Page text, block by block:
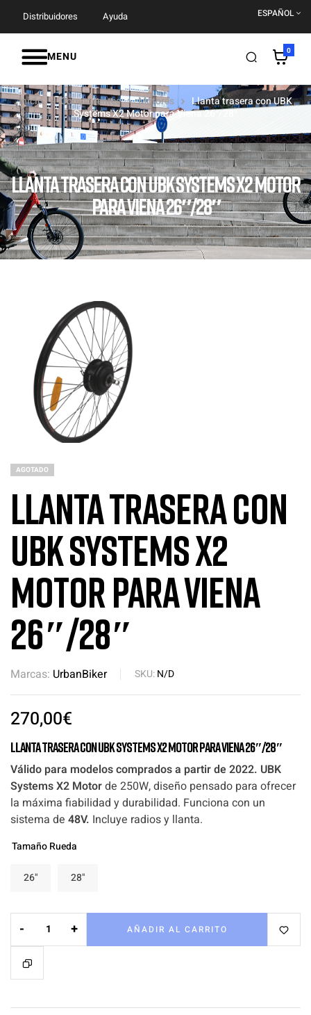
Distribuidores Ayuda ESPAÑOL
MENU 0
LLANTA TRASERA CON UBK SYSTEMS X2 MOTOR
PARA VIENA 26″/28″
Inicio Componentes Motores
Llanta trasera con UBK
Systems X2 Motor para Viena 26″/28″
AGOTADO
Llanta trasera con
UBK Systems X2
Motor para Viena
26″/28″
Marcas: UrbanBiker SKU:N/D
270,00€
Llanta trasera con UBK Systems X2 Motor para Viena 26″/28″
Válido para modelos comprados a partir de 2022. UBK
Systems X2 Motorde 250W, diseño pensado para ofrecer
la máxima fiabilidad y durabilidad. Funciona con un
sistema de 48V. Incluye radios y llanta.
Tamaño Rueda
26" 28"
- + AÑADIR AL CARRITO